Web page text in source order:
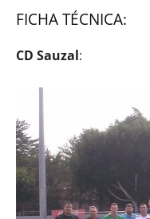
FICHA TÉCNICA:
CD Sauzal: